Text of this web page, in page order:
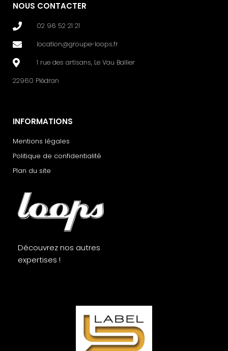
NOUS CONTACTER
02 96 52 21 21
location@groupe-loops.fr
1 rue des artisans, Le Vau Ballier
22960 Plédran
INFORMATIONS
Mentions légales
Politique de confidentialité
Plan du site
Découvrez nos autres
expertises !